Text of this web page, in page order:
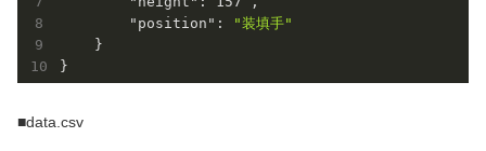
"position" :
"装填手"
    }
■data.csv